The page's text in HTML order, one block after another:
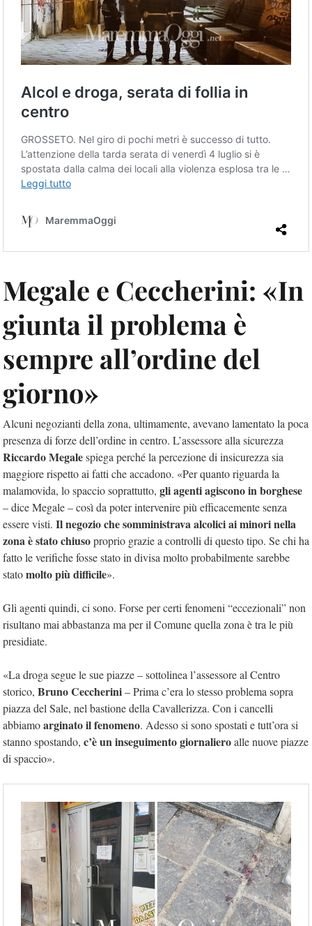
Megale e Ceccherini: «In
giunta il problema è
sempre all’ordine del
giorno»
Alcuni negozianti della zona, ultimamente, avevano lamentato la poca
presenza di forze dell’ordine in centro. L’assessore alla sicurezza
Riccardo Megalespiega perché la percezione di insicurezza sia
maggiore rispetto ai fatti che accadono. «Per quanto riguarda la
malamovida, lo spaccio soprattutto, gli agenti agiscono in borghese
– dice Megale – così da poter intervenire più efficacemente senza
essere visti. Il negozio che somministrava alcolici ai minori nella
zona è stato chiusoproprio grazie a controlli di questo tipo. Se chi ha
fatto le verifiche fosse stato in divisa molto probabilmente sarebbe
statomolto più difficile».
Gli agenti quindi, ci sono. Forse per certi fenomeni “eccezionali” non
risultano mai abbastanza ma per il Comune quella zona è tra le più
presidiate.
«La droga segue le sue piazze – sottolinea l’assessore al Centro
storico, Bruno Ceccherini– Prima c’era lo stesso problema sopra
piazza del Sale, nel bastione della Cavallerizza. Con i cancelli
abbiamoarginato il fenomeno. Adesso si sono spostati e tutt’ora si
stanno spostando, c’è un inseguimento giornalieroalle nuove piazze
di spaccio».